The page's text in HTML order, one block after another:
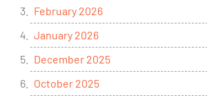
February 2026
January 2026
December 2025
October 2025